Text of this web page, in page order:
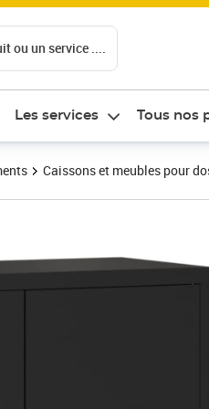
ou un service ....
Les services Tous nos
Caissons et meubles pour